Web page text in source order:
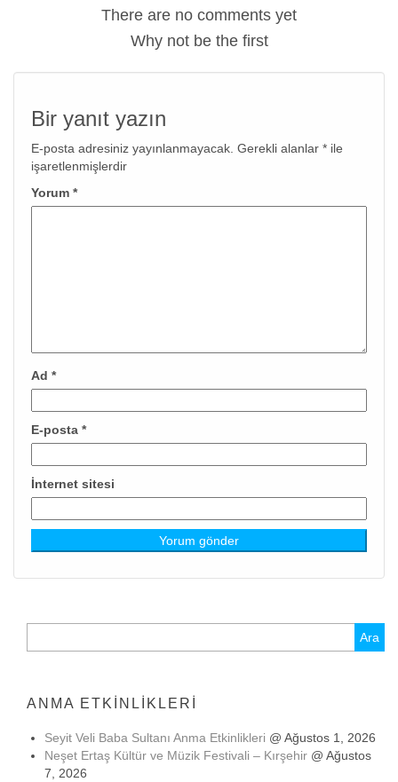
There are no comments yet
Why not be the first
Bir yanıt yazın
E-posta adresiniz yayınlanmayacak. Gerekli alanlar * ile
işaretlenmişlerdir
Yorum *
Ad *
E-posta *
İnternet sitesi
ANMA ETKINLIKLERI
Seyit Veli Baba Sultanı Anma Etkinlikleri @ Ağustos 1, 2026
Neşet Ertaş Kültür ve Müzik Festivali – Kırşehir @ Ağustos
7, 2026